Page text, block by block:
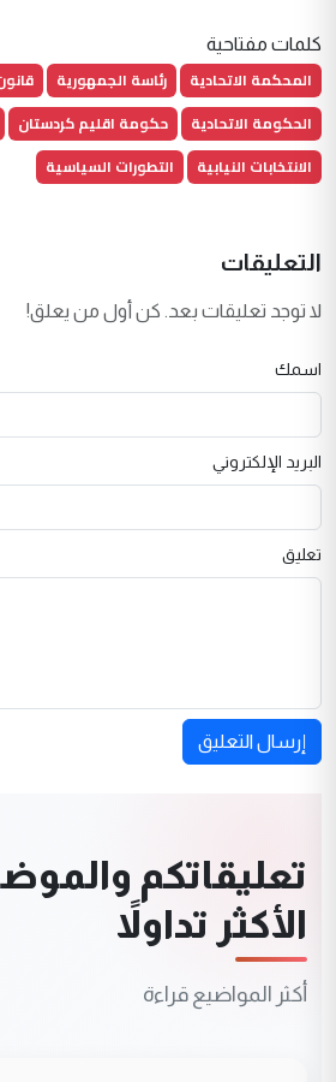
كلمات مفتاحية
المحكمة الاتحادية رئاسة الجمهورية
الحكومة الاتحادية
حكومة اقليم كردستان
الانتخابات النيابية
التطورات السياسية
التعليقات
لا توجد تعليقات بعد. كن أول من يعلق!
اسمك
البريد الإلكتروني
تعليق
إرسال التعليق
تعليقاتكم
الأكثر تداولاً
أكثر المواضيع قراءة